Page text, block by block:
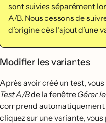
sont suivies séparément
A/B. Nous cessons de
d’origine dès l’ajout d’une
Modifier les variantes
Après avoir créé un test,
Test A/Bde la fenêtre Gérer le
comprend automatiquement
cliquez sur une variante,